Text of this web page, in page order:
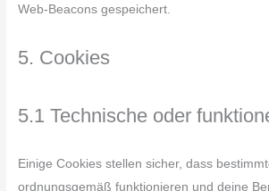
Web-Beacons gespeichert.
5. Cookies
5.1 Technische oder
Einige Cookies stellen sicher, dass
ordnungsgemäß funktionieren und deine